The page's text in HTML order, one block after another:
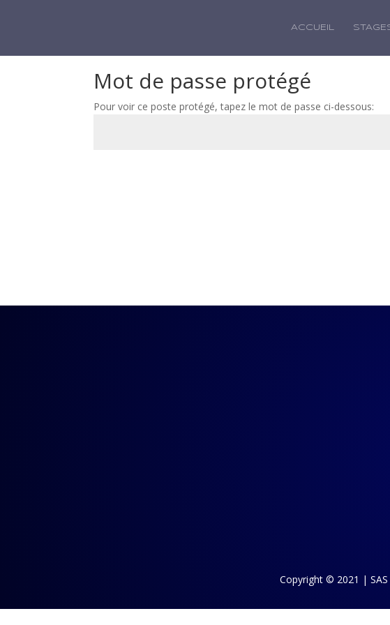
ACCUEIL
Mot de passe protégé
Pour voir ce poste protégé, tapez le mot de passe ci-dessous:
Copyright © 2021 |